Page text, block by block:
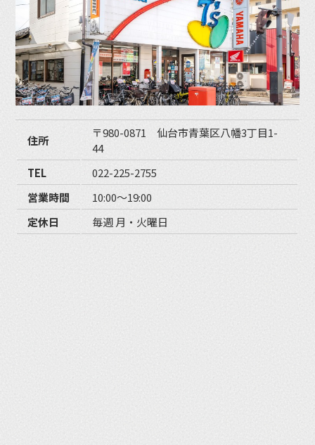
住所
〒980-0871 仙台市青葉区八幡3丁目1-
44
TEL
022-225-2755
営業時間
10:00〜19:00
定休日
毎週 月・火曜日